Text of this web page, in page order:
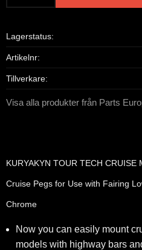
Lagerstatus
Artikelnr
Tillverkare
Visa alla produkter från Parts
KURYAKYN TOUR TECH CRUISE
Cruise Pegs for Use with Fairing
Chrome
Now you can easily mount
models with highway bars